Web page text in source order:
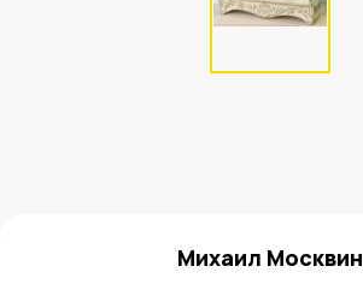
Михаил Москвин